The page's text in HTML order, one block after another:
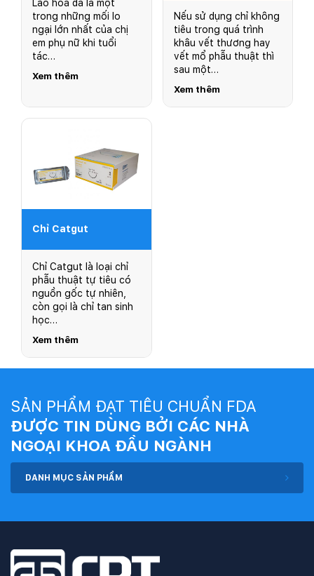
Lão hoá da là một
trong những mối lo
ngại lớn nhất của chị
em phụ nữ khi tuổi
tác…
Xem thêm
Nếu sử dụng chỉ không
tiêu trong quá trình
khâu vết thương hay
vết mổ phẫu thuật thì
sau một…
Xem thêm
Chỉ Catgut
Chỉ Catgut là loại chỉ
phẫu thuật tự tiêu có
nguồn gốc tự nhiên,
còn gọi là chỉ tan sinh
học…
Xem thêm
SẢN PHẨM ĐẠT TIÊU CHUẨN FDA
ĐƯỢC TIN DÙNG BỞI CÁC NHÀ
NGOẠI KHOA ĐẦU NGÀNH
DANH MỤC SẢN PHẨM